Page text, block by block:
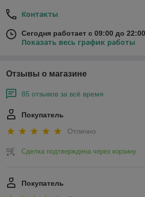
Контакты
Сегодня работает с 09:00 до 22:00
Показать весь график работы
Отзывы о магазине
85 отзывов за всё время
Покупатель
Отлично
Сделка подтверждена через корзину
Покупатель